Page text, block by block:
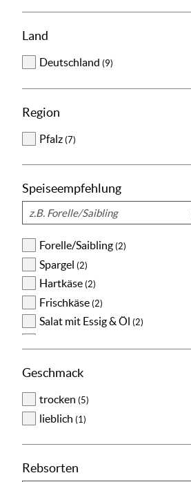
Land
Deutschland (9)
Region
Pfalz (7)
Speiseempfehlung
Suchen
Forelle/Saibling (2)
Spargel (2)
Hartkäse (2)
Frischkäse (2)
Salat mit Essig & Öl (2)
wild (1)
Ente gebraten
Gans gebraten
Pizza/Quiche/Flammkuchen
Geschmack
trocken (5)
lieblich (1)
Rebsorten